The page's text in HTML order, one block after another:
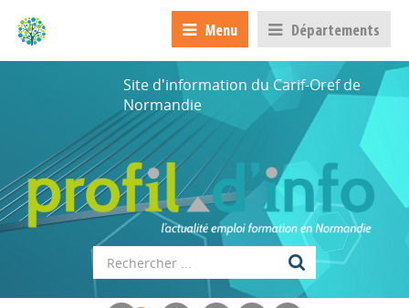
Menu Départements
Site d'information du Carif-Oref de
Normandie